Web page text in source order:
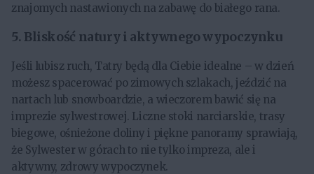
znajomych nastawionych na zabawę do białego rana.
5. Bliskość natury i aktywnego wypoczynku
Jeśli lubisz ruch, Tatry będą dla Ciebie idealne – w dzień
możesz spacerować po zimowych szlakach, jeździć na
nartach lub snowboardzie, a wieczorem bawić się na
imprezie sylwestrowej. Liczne stoki narciarskie, trasy
biegowe, ośnieżone doliny i piękne panoramy sprawiają,
że Sylwester w górach to nie tylko impreza, ale i
aktywny, zdrowy wypoczynek.